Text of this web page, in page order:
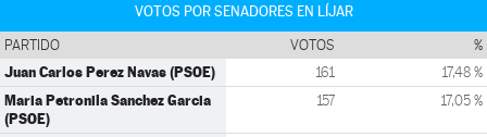
VOTOS POR SENADORES EN LÍJAR
PARTIDO VOTOS %
Juan Carlos Perez Navas (PSOE) 161 17,48 %
Maria Petronila Sanchez Garcia
(PSOE)
157 17,05 %